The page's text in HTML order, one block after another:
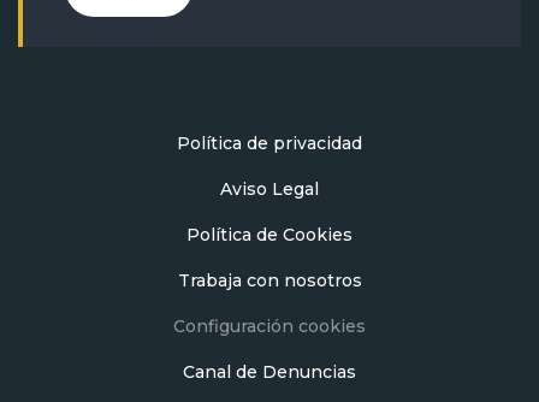
Política de privacidad
Aviso Legal
Política de Cookies
Trabaja con nosotros
Configuración cookies
Canal de Denuncias